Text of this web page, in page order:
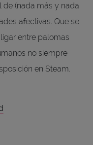
de (nada más y nada
afectivas. Que se
entre palomas
no siempre
en Steam.